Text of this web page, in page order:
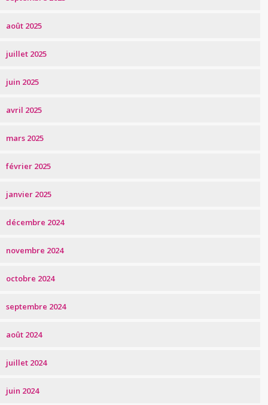
août 2025
juillet 2025
juin 2025
avril 2025
mars 2025
février 2025
janvier 2025
décembre 2024
novembre 2024
octobre 2024
septembre 2024
août 2024
juillet 2024
juin 2024